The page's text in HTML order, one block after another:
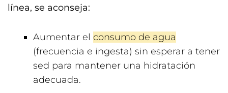
línea, se aconseja:
Aumentar el consumo de agua
(frecuencia e ingesta) sin esperar a tener
sed para mantener una hidratación
adecuada.